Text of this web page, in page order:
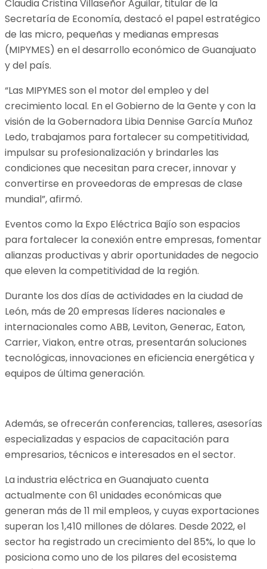
Claudia Cristina Villaseñor Aguilar, titular de la
Secretaría de Economía, destacó el papel estratégico
de las micro, pequeñas y medianas empresas
(MIPYMES) en el desarrollo económico de Guanajuato
y del país.
“Las MIPYMES son el motor del empleo y del
crecimiento local. En el Gobierno de la Gente y con la
visión de la Gobernadora Libia Dennise García Muñoz
Ledo, trabajamos para fortalecer su competitividad,
impulsar su profesionalización y brindarles las
condiciones que necesitan para crecer, innovar y
convertirse en proveedoras de empresas de clase
mundial”, afirmó.
Eventos como la Expo Eléctrica Bajío son espacios
para fortalecer la conexión entre empresas, fomentar
alianzas productivas y abrir oportunidades de negocio
que eleven la competitividad de la región.
Durante los dos días de actividades en la ciudad de
León, más de 20 empresas líderes nacionales e
internacionales como ABB, Leviton, Generac, Eaton,
Carrier, Viakon, entre otras, presentarán soluciones
tecnológicas, innovaciones en eficiencia energética y
equipos de última generación.
Además, se ofrecerán conferencias, talleres, asesorías
especializadas y espacios de capacitación para
empresarios, técnicos e interesados en el sector.
La industria eléctrica en Guanajuato cuenta
actualmente con 61 unidades económicas que
generan más de 11 mil empleos, y cuyas exportaciones
superan los 1,410 millones de dólares. Desde 2022, el
sector ha registrado un crecimiento del 85%, lo que lo
posiciona como uno de los pilares del ecosistema